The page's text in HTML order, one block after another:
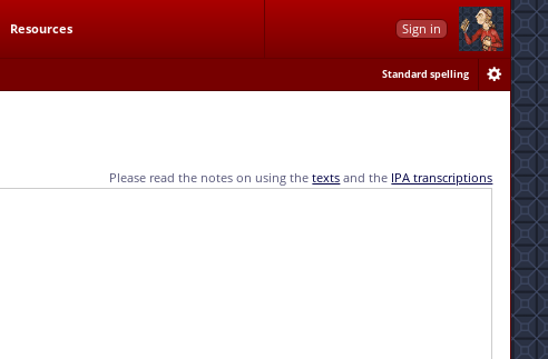
Resources Sign in
Standard spelling
Please read the notes on using thetexts and the IPA transcriptions